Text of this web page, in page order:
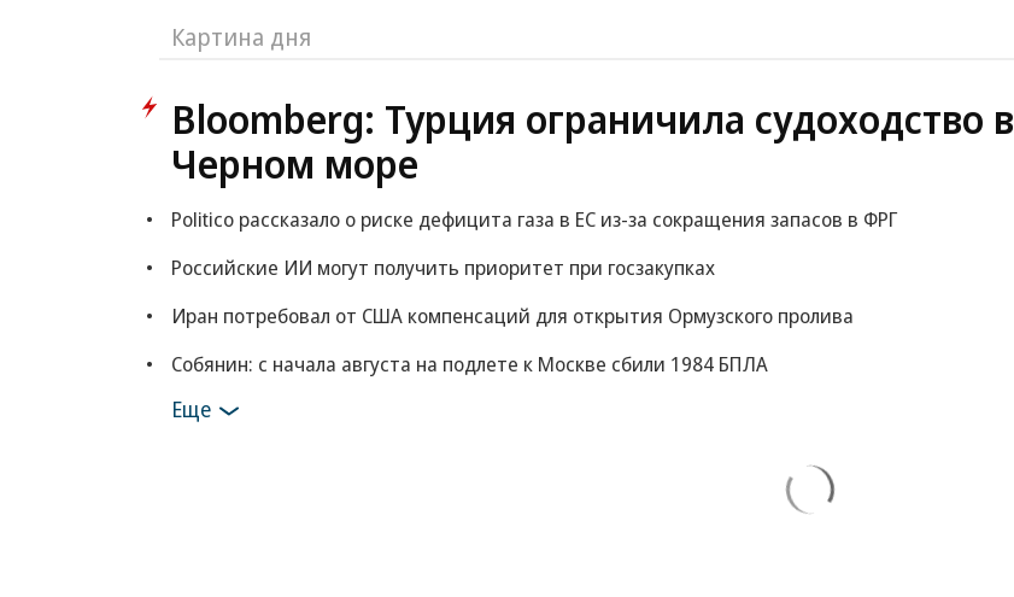
Картина дня
Bloomberg: Турция ограничила судоходство в
Черном море
Politico рассказало о риске дефицита газа в ЕС из-за сокращения запасов в ФРГ
Российские ИИ могут получить приоритет при госзакупках
Иран потребовал от США компенсаций для открытия Ормузского пролива
Собянин: с начала августа на подлете к Москве сбили 1984 БПЛА
Еще